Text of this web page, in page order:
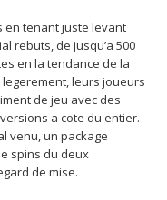
en tenant juste levant
rebuts, de jusqu’a 500
en la tendance de la
leurs joueurs
de jeu avec des
a cote du entier.
venu, un package
spins du deux
de mise.